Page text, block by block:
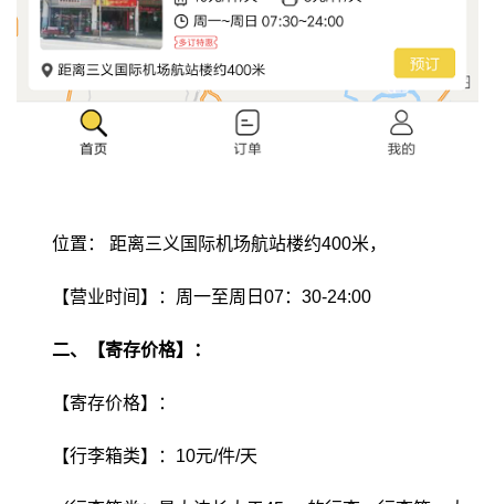
位置： 距离三义国际机场航站楼约400米，
【营业时间】：周一至周日07：30-24:00
二、【寄存价格】：
【寄存价格】：
【行李箱类】：10元/件/天